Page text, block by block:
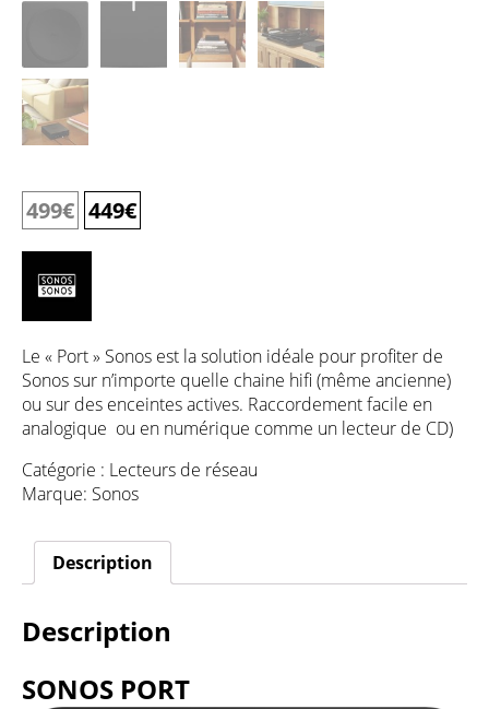
499€ 449€
Le « Port » Sonos est la solution idéale pour profiter de
Sonos sur n’importe quelle chaine hifi (même ancienne)
ou sur des enceintes actives. Raccordement facile en
analogique ou en numérique comme un lecteur de CD)
Catégorie : Lecteurs de réseau
Marque: Sonos
Description
Description
SONOS PORT